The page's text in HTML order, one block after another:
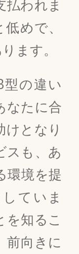
払われま
めで、
ます。
の違い
なたに合
けとなり
スも、あ
環境を提
ていま
を知るこ
前向きに